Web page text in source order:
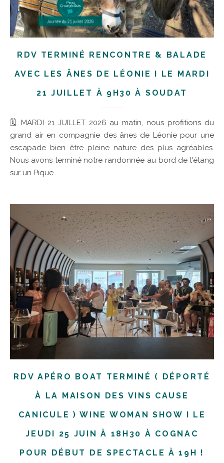
RDV TERMINÉ RENCONTRE & BALADE
AVEC LES ÂNES DE LÉONIE I LE MARDI
21 JUILLET À 9H30 À SOUDAT
🗓 MARDI 21 JUILLET 2026 au matin, nous profitions du
grand air en compagnie des ânes de Léonie pour une
escapade bien être pleine nature des plus agréables.
Nous avons terminé notre randonnée au bord de l'étang
sur un Pique…
RDV APÉRO BOAT TERMINÉ ( DÉPORTÉ
À LA MAISON DES VINS CAUSE
CANICULE ) WINE WOMAN SHOW I LE
JEUDI 25 JUIN À 18H30 À COGNAC
POUR DÉBUT DE SPECTACLE À 19H !